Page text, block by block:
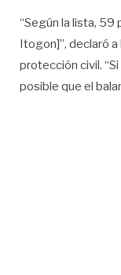
“Según la lista,
Itogon]”, declaró
protección civil.
posible que el